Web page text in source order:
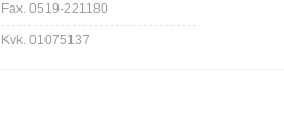
Fax. 0519-221180
Kvk. 01075137